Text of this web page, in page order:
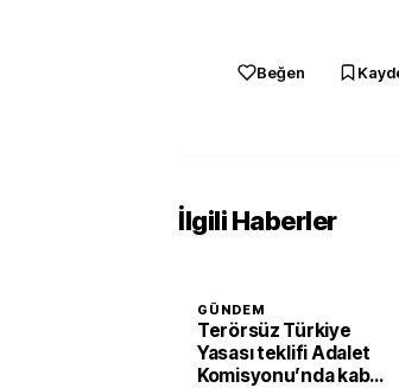
Beğen
İlgili Haberler
GÜNDEM
Terörsüz Türkiye
Yasası teklifi Adalet
Komisyonu’nda kabul